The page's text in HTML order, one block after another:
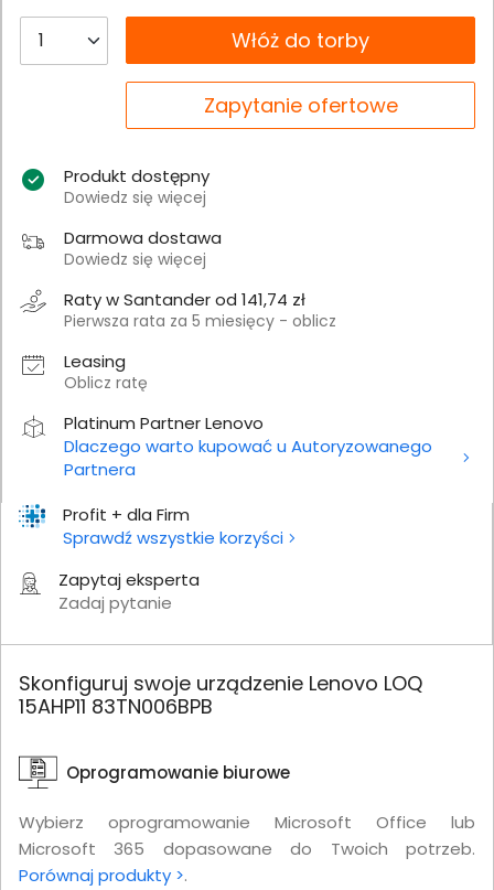
Profit + dla Firm
Sprawdź wszystkie korzyści
Zapytaj eksperta
Zadaj pytanie
__B2C.PRODUCT.QUANTITYWłóż do torby
Zapytanie ofertowe
Produkt dostępny
Dowiedz się więcej
Darmowa dostawa
Dowiedz się więcej
Raty w Santander od 141,74 zł
Pierwsza rata za 5 miesięcy - oblicz
Leasing
Oblicz ratę
Platinum Partner Lenovo
Dlaczego warto kupować u Autoryzowanego
Partnera
Skonfiguruj swoje urządzenie Lenovo LOQ
15AHP11 83TN006BPB
Oprogramowanie biurowe
Wybierz oprogramowanie Microsoft Office lub
Microsoft 365 dopasowane do Twoich potrzeb.
Porównaj produkty >.